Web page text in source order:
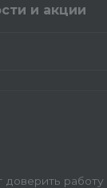
и акции
доверить